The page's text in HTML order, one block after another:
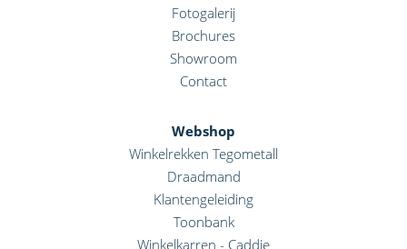
Fotogalerij
Brochures
Showroom
Contact
Webshop
Winkelrekken Tegometall
Draadmand
Klantengeleiding
Toonbank
Winkelkarren - Caddie